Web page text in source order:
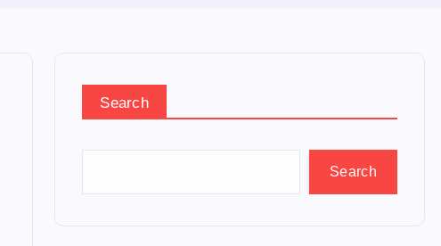
Search
Search